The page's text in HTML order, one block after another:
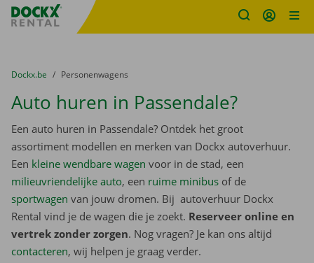
Fratello DEMO
U bevindt zich hier:
van
Dockx.be naar
Personenwagens
Auto huren in Passendale?
Een auto huren in Passendale? Ontdek het groot
assortiment modellen en merken van Dockx autoverhuur.
Een kleine wendbare wagen voor in de stad, een
milieuvriendelijke auto, een ruime minibus of de
sportwagen van jouw dromen. Bij autoverhuur Dockx
Rental vind je de wagen die je zoekt. Reserveer online en
vertrek zonder zorgen. Nog vragen? Je kan ons altijd
contacteren, wij helpen je graag verder.